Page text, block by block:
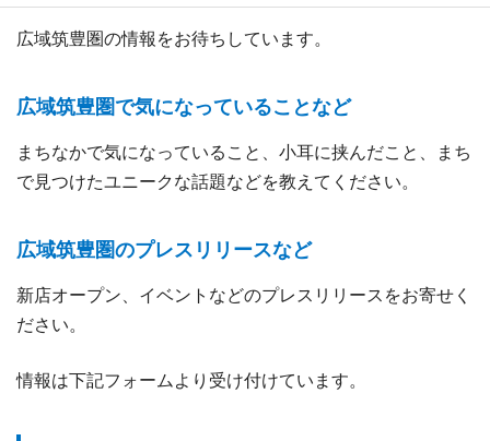
広域筑豊圏の情報をお待ちしています。
広域筑豊圏で気になっていることなど
まちなかで気になっていること、小耳に挟んだこと、まち
で見つけたユニークな話題などを教えてください。
広域筑豊圏のプレスリリースなど
新店オープン、イベントなどのプレスリリースをお寄せく
ださい。
情報は下記フォームより受け付けています。